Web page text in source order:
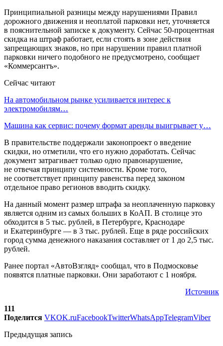
Принципиальной разницы между нарушениями Правил
дорожного движения и неоплатой парковки нет, уточняется
в пояснительной записке к документу. Сейчас 50-процентная
скидка на штраф работает, если стоять в зоне действия
запрещающих знаков, но при нарушении правил платной
парковки ничего подобного не предусмотрено, сообщает
«Коммерсантъ».
Сейчас читают
На автомобильном рынке усиливается интерес к
электромобилям…
Машина как сервис: почему формат аренды выигрывает у…
В правительстве поддержали законопроект о введение
скидки, но отметили, что его нужно доработать. Сейчас
документ затрагивает только одно правонарушение,
не отвечая принципу системности. Кроме того,
не соответствует принципу равенства перед законом
отдельное право регионов вводить скидку.
На данный момент размер штрафа за неоплаченную парковку
является одним из самых больших в КоАП. В столице это
обходится в 5 тыс. рублей, в Петербурге, Краснодаре
и Екатеринбурге — в 3 тыс. рублей. Еще в ряде российских
город сумма денежного наказания составляет от 1 до 2,5 тыс.
рублей.
Ранее портал «АвтоВзгляд» сообщал, что в Подмосковье
появятся платные парковки. Они заработают с 1 ноября.
Источник
111
Поделится VKOK.ruFacebookTwitterWhatsAppTelegramViber
Предыдущая запись